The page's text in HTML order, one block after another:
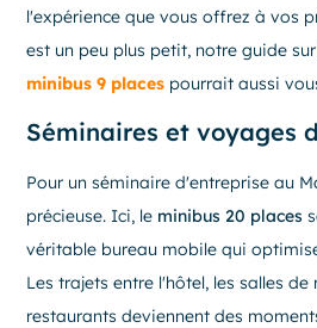
l'expérience que vous offrez à vos
est un peu plus petit, notre guide
minibus 9 places pourrait aussi
Séminaires et voyages
Pour un séminaire d'entreprise au
précieuse. Ici, le minibus 20 places
véritable bureau mobile qui
Les trajets entre l'hôtel, les salles de
restaurants deviennent des